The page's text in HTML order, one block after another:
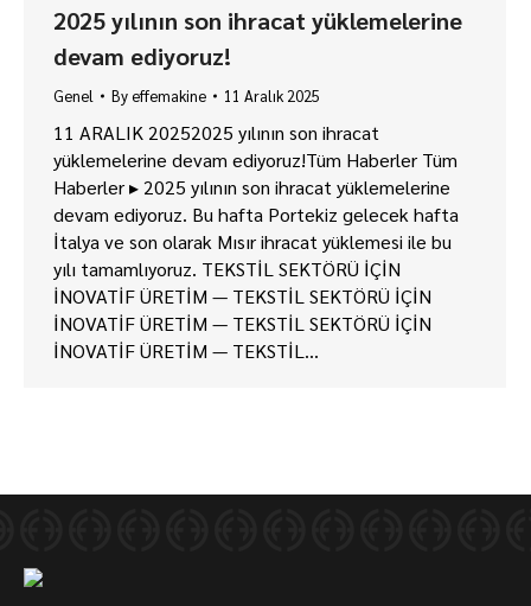
2025 yılının son ihracat yüklemelerine
devam ediyoruz!
Genel Byeffemakine 11 Aralık 2025
11 ARALIK 20252025 yılının son ihracat
yüklemelerine devam ediyoruz!Tüm Haberler Tüm
Haberler ▸ 2025 yılının son ihracat yüklemelerine
devam ediyoruz. Bu hafta Portekiz gelecek hafta
İtalya ve son olarak Mısır ihracat yüklemesi ile bu
yılı tamamlıyoruz. TEKSTİL SEKTÖRÜ İÇİN
İNOVATİF ÜRETİM — TEKSTİL SEKTÖRÜ İÇİN
İNOVATİF ÜRETİM — TEKSTİL SEKTÖRÜ İÇİN
İNOVATİF ÜRETİM — TEKSTİL…